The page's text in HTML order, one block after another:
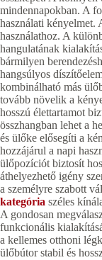
mindennapokban. A
használati kényelmet.
használathoz. A
hangulatának
bármilyen
hangsúlyos
kombinálható más
tovább növelik a
hosszú élettartamot
összhangban lehet a
és ülőke elősegíti a
hozzájárul a napi
ülőpozíciót biztosít
áthelyezhető igény
a személyre szabott
kategória széles
A gondosan
funkcionális
a kellemes otthoni
ülőbútor stabil és